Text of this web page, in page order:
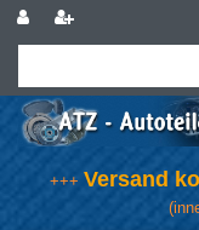
+++ Versand